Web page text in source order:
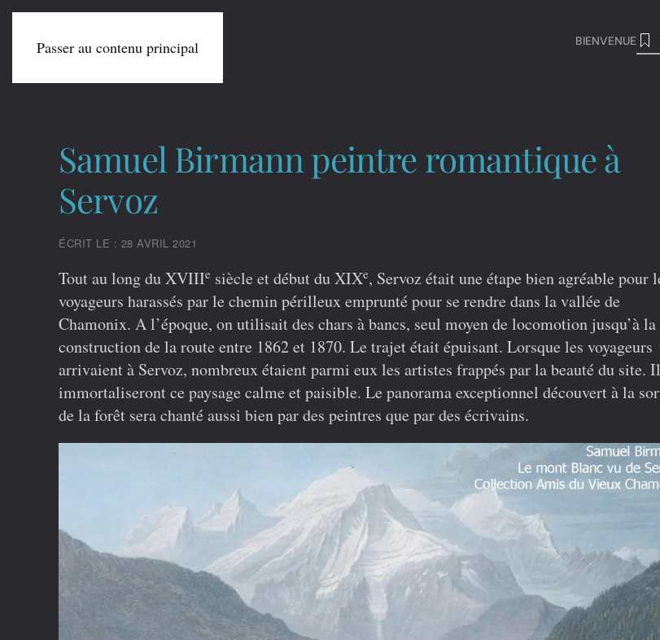
Passer au contenu principal BIENVENUE
Samuel Birmann peintre romantique à
Servoz
ÉCRIT LE : 28 AVRIL 2021
Tout au long du XVIIIe siècle et début du XIXe, Servoz était une étape bien agréable pour
voyageurs harassés par le chemin périlleux emprunté pour se rendre dans la vallée de
Chamonix. A l’époque, on utilisait des chars à bancs, seul moyen de locomotion jusqu’à la
construction de la route entre 1862 et 1870. Le trajet était épuisant. Lorsque les voyageurs
arrivaient à Servoz, nombreux étaient parmi eux les artistes frappés par la beauté du site.
immortaliseront ce paysage calme et paisible. Le panorama exceptionnel découvert à la
de la forêt sera chanté aussi bien par des peintres que par des écrivains.